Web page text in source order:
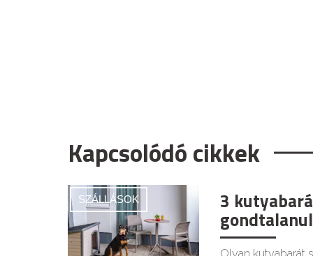
Kapcsolódó cikkek
SZÁLLÁSOK 3